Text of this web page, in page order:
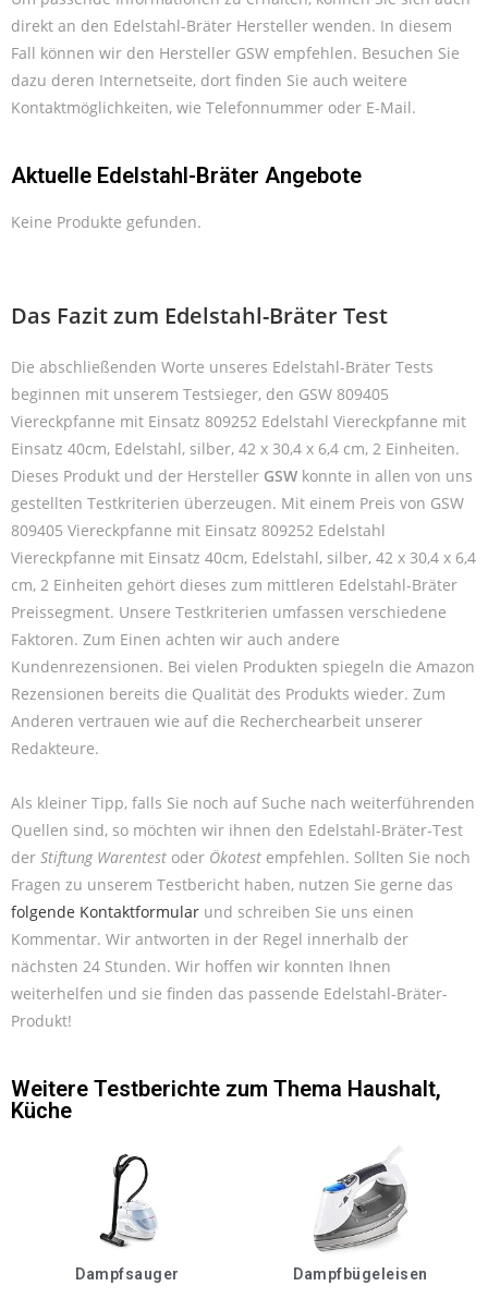
direkt an den Edelstahl-Bräter Hersteller wenden. In diesem
Fall können wir den Hersteller GSW empfehlen. Besuchen Sie
dazu deren Internetseite, dort finden Sie auch weitere
Kontaktmöglichkeiten, wie Telefonnummer oder E-Mail.
Aktuelle Edelstahl-Bräter Angebote
Keine Produkte gefunden.
Das Fazit zum Edelstahl-Bräter Test
Die abschließenden Worte unseres Edelstahl-Bräter Tests
beginnen mit unserem Testsieger, den GSW 809405
Viereckpfanne mit Einsatz 809252 Edelstahl Viereckpfanne mit
Einsatz 40cm, Edelstahl, silber, 42 x 30,4 x 6,4 cm, 2 Einheiten.
Dieses Produkt und der Hersteller GSW konnte in allen von uns
gestellten Testkriterien überzeugen. Mit einem Preis von GSW
809405 Viereckpfanne mit Einsatz 809252 Edelstahl
Viereckpfanne mit Einsatz 40cm, Edelstahl, silber, 42 x 30,4 x 6,4
cm, 2 Einheiten gehört dieses zum mittleren Edelstahl-Bräter
Preissegment. Unsere Testkriterien umfassen verschiedene
Faktoren. Zum Einen achten wir auch andere
Kundenrezensionen. Bei vielen Produkten spiegeln die Amazon
Rezensionen bereits die Qualität des Produkts wieder. Zum
Anderen vertrauen wie auf die Recherchearbeit unserer
Redakteure.
Als kleiner Tipp, falls Sie noch auf Suche nach weiterführenden
Quellen sind, so möchten wir ihnen den Edelstahl-Bräter-Test
der Stiftung Warentest oder Ökotest empfehlen. Sollten Sie noch
Fragen zu unserem Testbericht haben, nutzen Sie gerne das
folgende Kontaktformular und schreiben Sie uns einen
Kommentar. Wir antworten in der Regel innerhalb der
nächsten 24 Stunden. Wir hoffen wir konnten Ihnen
weiterhelfen und sie finden das passende Edelstahl-Bräter-
Produkt!
Weitere Testberichte zum Thema Haushalt,
Küche
Dampfsauger Dampfbügeleisen